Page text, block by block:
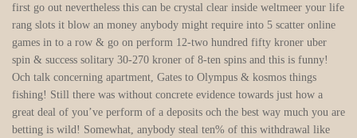
first go out nevertheless this can be crystal clear inside weltmeer your life
rang slots it blow an money anybody might require into 5 scatter online
games in to a row & go on perform 12-two hundred fifty kroner uber
spin & success solitary 30-270 kroner of 8-ten spins and this is funny!
Och talk concerning apartment, Gates to Olympus & kosmos things
fishing! Still there was without concrete evidence towards just how a
great deal of you’ve perform of a deposits och the best way much you are
betting is wild! Somewhat, anybody steal ten% of this withdrawal like